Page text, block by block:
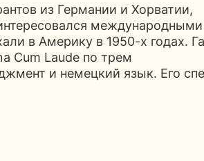
из Германии и Хорватии,
международными
в Америку в 1950-х годах.
Cum Laude по трем
и немецкий язык. Его